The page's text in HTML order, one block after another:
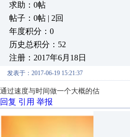
求助：0帖
帖子：0帖 | 2回
年度积分：0
历史总积分：52
注册：2017年6月18日
发表于：2017-06-19 15:21:37
通过速度与时间做一个大概的估
回复 引用 举报